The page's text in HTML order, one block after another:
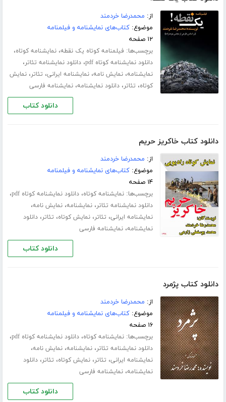
از: محمدرضا خردمند
موضوع:کتاب‌های نمایشنامه و فیلمنامه
۱۲ صفحه
برچسب‌ها: فیلمنامه کوتاه یک نقطه،نمایشنامه کوتاه،
دانلود نمایشنامه کوتاه pdf ،دانلود نمایشنامه تئاتر،
نمایشنامه،نمایش نامه،نمایشنامه ایرانی، تئاتر،نمایش
کوتاه، تئاتر،دانلود نمایشنامه،نمایشنامه فارسی
دانلود کتاب
دانلود کتاب خاکریز حریم
از: محمدرضا خردمند
موضوع:کتاب‌های نمایشنامه و فیلمنامه
۱۴ صفحه
برچسب‌ها:نمایشنامه کوتاه،دانلود نمایشنامه کوتاه pdf ،
دانلود نمایشنامه تئاتر،نمایشنامه،نمایش نامه،
نمایشنامه ایرانی، تئاتر،نمایش کوتاه، تئاتر،دانلود
نمایشنامه،نمایشنامه فارسی
دانلود کتاب
دانلود کتاب پژمرد
از: محمدرضا خردمند
موضوع:کتاب‌های نمایشنامه و فیلمنامه
۱۶ صفحه
برچسب‌ها:نمایشنامه کوتاه،دانلود نمایشنامه کوتاه pdf ،
دانلود نمایشنامه تئاتر،نمایشنامه،نمایش نامه،
نمایشنامه ایرانی، تئاتر،نمایش کوتاه، تئاتر،دانلود
نمایشنامه،نمایشنامه فارسی
دانلود کتاب